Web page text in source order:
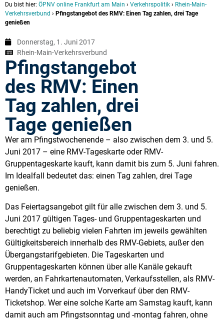
Du bist hier: ÖPNV online Frankfurt am Main › Verkehrspolitik › Rhein-Main-
Verkehrsverbund › Pfingstangebot des RMV: Einen Tag zahlen, drei Tage
genießen
Donnerstag, 1. Juni 2017
Rhein-Main-Verkehrsverbund
Pfingstangebot
des RMV: Einen
Tag zahlen, drei
Tage genießen
Wer am Pfingstwochenende – also zwischen dem 3. und 5.
Juni 2017 – eine RMV-Tageskarte oder RMV-
Gruppentageskarte kauft, kann damit bis zum 5. Juni fahren.
Im Idealfall bedeutet das: einen Tag zahlen, drei Tage
genießen.
Das Feiertagsangebot gilt für alle zwischen dem 3. und 5.
Juni 2017 gültigen Tages- und Gruppentageskarten und
berechtigt zu beliebig vielen Fahrten im jeweils gewählten
Gültigkeitsbereich innerhalb des RMV-Gebiets, außer den
Übergangstarifgebieten. Die Tageskarten und
Gruppentageskarten können über alle Kanäle gekauft
werden, an Fahrkartenautomaten, Verkaufsstellen, als RMV-
HandyTicket und auch im Vorverkauf über den RMV-
Ticketshop. Wer eine solche Karte am Samstag kauft, kann
damit auch am Pfingstsonntag und -montag fahren, ohne